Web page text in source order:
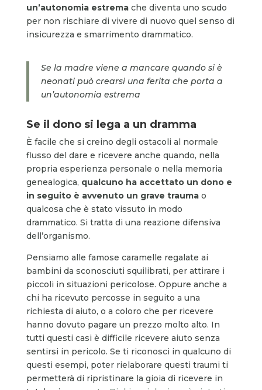
un’autonomia estremache diventa uno scudo
per non rischiare di vivere di nuovo quel senso di
insicurezza e smarrimento drammatico.
Se la madre viene a mancare quando si è
neonati può crearsi una ferita che porta a
un’autonomia estrema
Se il dono si lega a un dramma
È facile che si creino degli ostacoli al normale
flusso del dare e ricevere anche quando, nella
propria esperienza personale o nella memoria
genealogica, qualcuno ha accettato un dono e
in seguito è avvenuto un grave traumao
qualcosa che è stato vissuto in modo
drammatico. Si tratta di una reazione difensiva
dell’organismo.
Pensiamo alle famose caramelle regalate ai
bambini da sconosciuti squilibrati, per attirare i
piccoli in situazioni pericolose. Oppure anche a
chi ha ricevuto percosse in seguito a una
richiesta di aiuto, o a coloro che per ricevere
hanno dovuto pagare un prezzo molto alto. In
tutti questi casi è difficile ricevere aiuto senza
sentirsi in pericolo. Se ti riconosci in qualcuno di
questi esempi, poter rielaborare questi traumi ti
permetterà di ripristinare la gioia di ricevere in